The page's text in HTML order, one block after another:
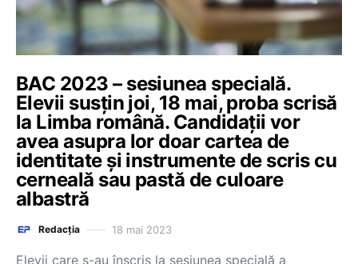
BAC 2023 – sesiunea specială.
Elevii susțin joi, 18 mai, proba scrisă
la Limba română. Candidații vor
avea asupra lor doar cartea de
identitate și instrumente de scris cu
cerneală sau pastă de culoare
albastră
Redacția 18 mai 2023
Elevii care s-au înscris la sesiunea specială a